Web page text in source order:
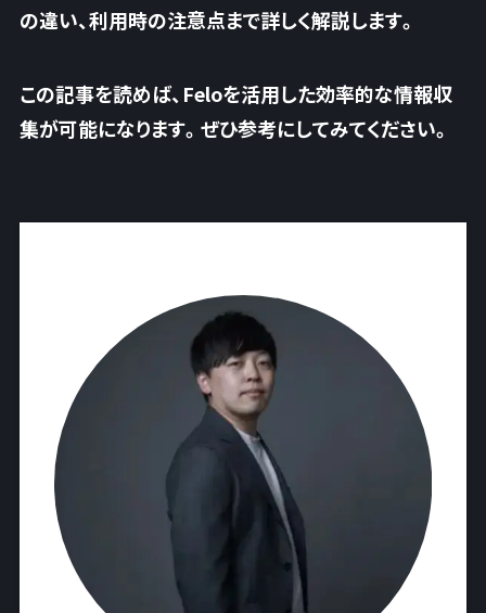
の違い、利用時の注意点まで詳しく解説します。
この記事を読めば、Feloを活用した効率的な情報収
集が可能になります。ぜひ参考にしてみてください。